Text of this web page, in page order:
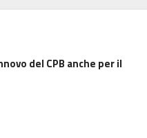
del CPB anche per il